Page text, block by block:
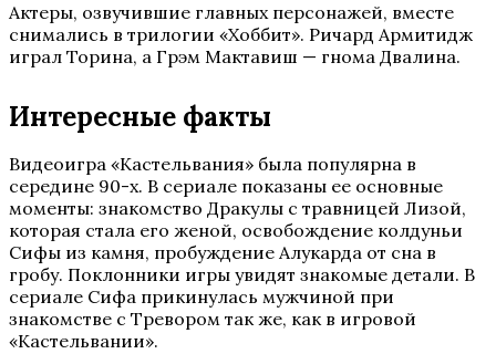
Актеры, озвучившие главных персонажей, вместе
снимались в трилогии «Хоббит». Ричард Армитидж
играл Торина, а Грэм Мактавиш — гнома Двалина.
Интересные факты
Видеоигра «Кастельвания» была популярна в
середине 90-х. В сериале показаны ее основные
моменты: знакомство Дракулы с травницей Лизой,
которая стала его женой, освобождение колдуньи
Сифы из камня, пробуждение Алукарда от сна в
гробу. Поклонники игры увидят знакомые детали. В
сериале Сифа прикинулась мужчиной при
знакомстве с Тревором так же, как в игровой
«Кастельвании».